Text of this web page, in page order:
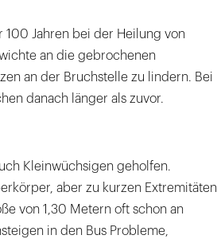
Jahren bei der Heilung von
an die gebrochenen
an der Bruchstelle zu lindern. Bei
danach länger als zuvor.
Kleinwüchsigen geholfen.
aber zu kurzen Extremitäten
von 1,30 Metern oft schon an
in den Bus Probleme,